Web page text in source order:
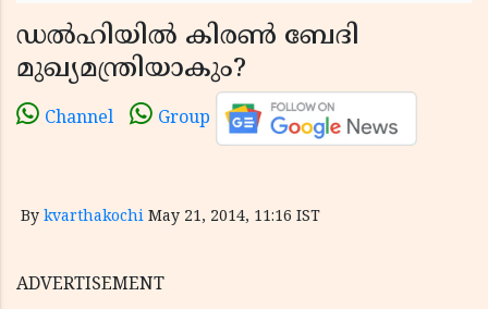
ഡല്‍ഹിയില്‍ കിരണ്‍ ബേദി
മുഖ്യമന്ത്രിയാകും?
Channel Group
By kvarthakochi May 21, 2014, 11:16 IST
ADVERTISEMENT